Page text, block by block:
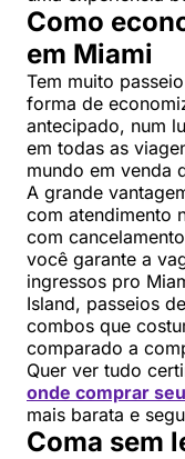
Como
em Miami
Tem muito
forma de
antecipado, num
em todas as
mundo em venda
A grande
com atendimento
com
você garante a
ingressos pro
Island, passeios
combos que
comparado a
Quer ver tudo
onde comprar
mais barata e
Coma sem